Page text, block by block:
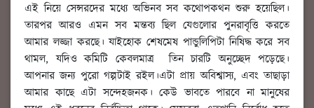
এই নিয়ে সেন্সরদের মধ্যে অভিনব সব কথোপকথন শুরু হয়েছিল।
তারপর আরও এমন সব মন্তব্য ছিল যেগুলোর পুনরাবৃত্তি করতে
আমার লজ্জা করছে। যাইহোক শেষমেষ পান্ডুলিপিটা নিষিদ্ধ করে সব
থামল, যদিও কমিটি কেবলমাত্র তিন চারটি অনুচ্ছেদ পড়েছে।
আপনার জন্য পুরো গল্পটাই রইল।এটা প্রায় অবিশ্বাস্য, এবং তাছাড়া
আমার কাছে এটা সন্দেহজনক। কেউ ভাবতে পারবে না মানুষের